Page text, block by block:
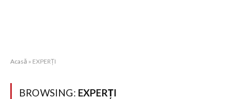
Acasă » EXPERȚI
BROWSING: EXPERȚI